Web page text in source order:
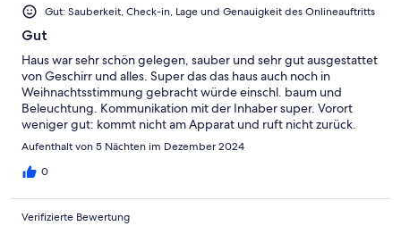
Gut: Sauberkeit, Check-in, Lage und Genauigkeit des Onlineauftritts
Gut
Haus war sehr schön gelegen, sauber und sehr gut ausgestattet
von Geschirr und alles. Super das das haus auch noch in
Weihnachtsstimmung gebracht würde einschl. baum und
Beleuchtung. Kommunikation mit der Inhaber super. Vorort
weniger gut: kommt nicht am Apparat und ruft nicht zurück.
Internet hat nicht funktioniert weil da unversehen ein kabel in
Teenager. Von kompenzierung ist nichts angeboten würden.
Aufenthalt von 5 Nächten im Dezember 2024
0
Verifizierte Bewertung